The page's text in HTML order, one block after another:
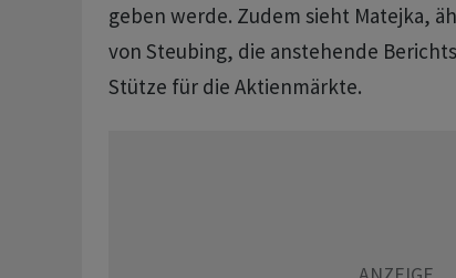
geben werde. Zudem sieht Matejka,
von Steubing, die anstehende
Stütze für die Aktienmärkte.